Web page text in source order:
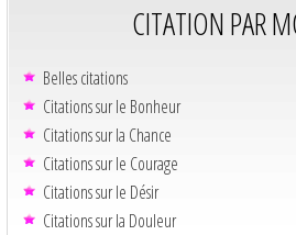
CITATION PAR
Belles citations
Citations sur le Bonheur
Citations sur la Chance
Citations sur le Courage
Citations sur le Désir
Citations sur la Douleur